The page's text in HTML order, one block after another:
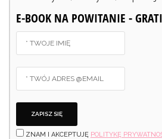
E-BOOK NA POWITANIE -
ZNAM I AKCEPTUJĘ POLITYKĘ